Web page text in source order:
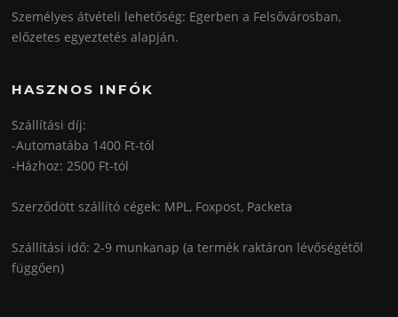
Személyes átvételi lehetőség: Egerben a Felsővárosban,
előzetes egyeztetés alapján.
HASZNOS INFÓK
Szállítási díj:
-Automatába 1400 Ft-tól
-Házhoz: 2500 Ft-tól
Szerződött szállító cégek: MPL, Foxpost, Packeta
Szállítási idő: 2-9 munkanap (a termék raktáron lévőségétől
függően)